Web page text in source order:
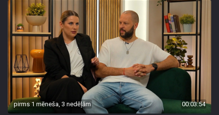
pirms 1 mēneša, 3 nedēļām 00:03:54